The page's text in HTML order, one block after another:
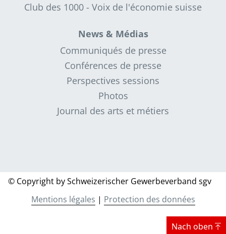
Nach oben
Club des 1000 - Voix de l'économie suisse
News & Médias
Communiqués de presse
Conférences de presse
Perspectives sessions
Photos
Journal des arts et métiers
© Copyright by Schweizerischer Gewerbeverband sgv
Mentions légales | Protection des données